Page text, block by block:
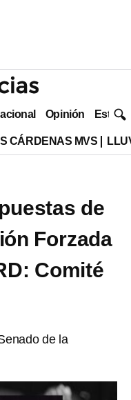
Opinión Estilo
CÁRDENAS MVS
de
Forzada
Comité
de la